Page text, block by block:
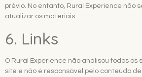
prévio. No entanto, Rural Experience não
atualizar os materiais.
6. Links
O Rural Experience não analisou todos os
site e não é responsável pelo conteúdo